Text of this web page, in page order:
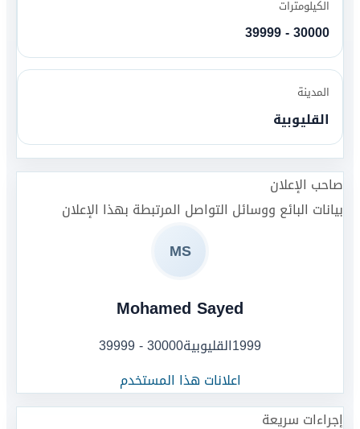
الكيلومترات
30000 - 39999
المدينة
القليوبية
صاحب الإعلان
بيانات البائع ووسائل التواصل المرتبطة بهذا الإعلان
MS
Mohamed Sayed
1999القليوبية30000 - 39999
اعلانات هذا المستخدم
إجراءات سريعة